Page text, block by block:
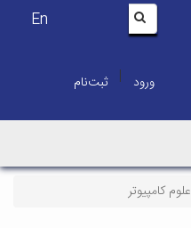
En
ورود | ثبت‌نام
علوم کامپیوتر